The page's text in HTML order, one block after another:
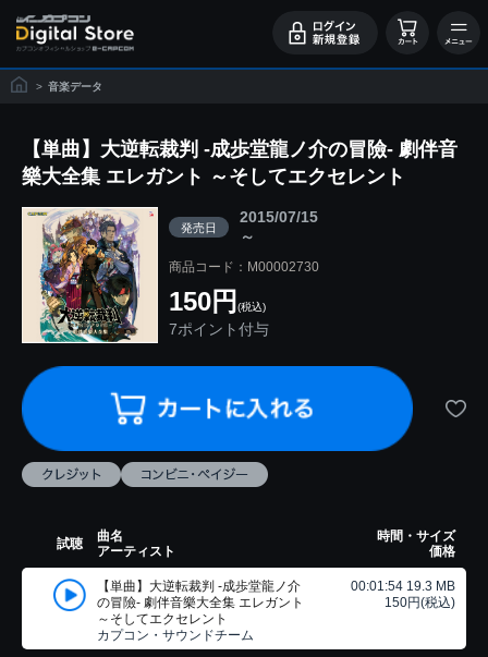
> 音楽データ
【単曲】大逆転裁判 -成歩堂龍ノ介の冒險- 劇伴音
樂大全集 エレガント ～そしてエクセレント
発売日
2015/07/15
～
商品コード：M00002730
150円 (税込)
7ポイント付与
試聴
曲名
アーティスト
時間・サイズ
価格
【単曲】大逆転裁判 -成歩堂龍ノ介
の冒險- 劇伴音樂大全集 エレガント
～そしてエクセレント
カプコン・サウンドチーム
00:01:54 19.3 MB
150円(税込)